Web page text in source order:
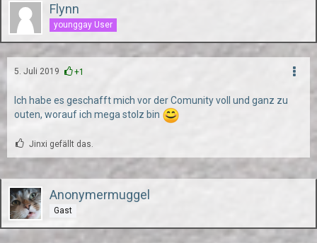
Flynn
younggay User
5. Juli 2019 +1
Ich habe es geschafft mich vor der Comunity voll und ganz zu
outen, worauf ich mega stolz bin
Jinxi gefällt das.
Anonymermuggel
Gast